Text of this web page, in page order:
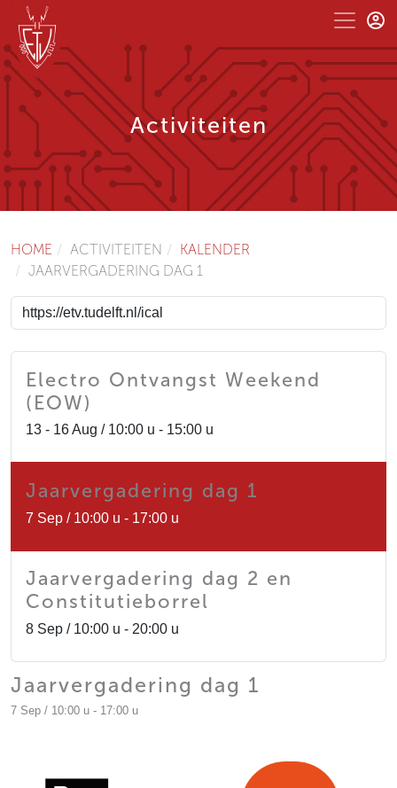
Activiteiten
HOME ACTIVITEITEN
KALENDER
JAARVERGADERING DAG 1
Electro Ontvangst Weekend
(EOW)
13 - 16 Aug / 10:00 u - 15:00 u
Jaarvergadering dag 1
7 Sep / 10:00 u - 17:00 u
Jaarvergadering dag 2 en
Constitutieborrel
8 Sep / 10:00 u - 20:00 u
Jaarvergadering dag 1
7 Sep / 10:00 u - 17:00 u